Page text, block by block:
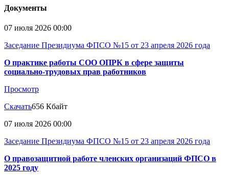
Документы
07 июля 2026 00:00
Заседание Президиума ФПСО №15 от 23 апреля 2026 года
О практике работы СОО ОПРК в сфере защиты
социально-трудовых прав работников
Просмотр
Скачать656 Кбайт
07 июля 2026 00:00
Заседание Президиума ФПСО №15 от 23 апреля 2026 года
О правозащитной работе членских организаций ФПСО в
2025 году